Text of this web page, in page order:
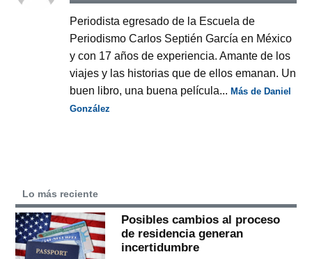
Periodista egresado de la Escuela de
Periodismo Carlos Septién García en México
y con 17 años de experiencia. Amante de los
viajes y las historias que de ellos emanan. Un
buen libro, una buena película...Más de Daniel
González
Lo más reciente
Posibles cambios al proceso
de residencia generan
incertidumbre